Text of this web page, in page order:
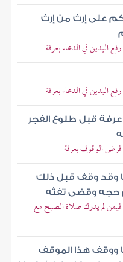
على إرث من إرث
في الدعاء بعرفة
في الدعاء بعرفة
قبل طلوع الفجر
الوقوف بعرفة
وقد وقف قبل ذلك
حجه وقضى تفثه
لم يدرك صلاة الصبح مع
ووقف هذا الموقف